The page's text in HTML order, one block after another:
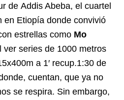
de Addis Abeba, el cuartel
en Etiopía donde convivió
estrellas como Mo
ver series de 1000 metros
a 1′ recup.1:30 de
cuentan, que ya no
se respira. Sin embargo,